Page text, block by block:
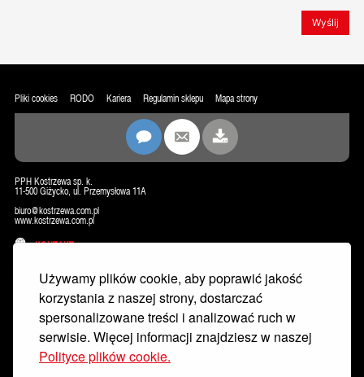
Używamy plików cookie, aby poprawić jakość
korzystania z naszej strony, dostarczać
spersonalizowane treści i analizować ruch w
serwisie. Więcej informacji znajdziesz w naszej
Polityce plików cookie.
Wyślij
Pliki cookies RODO Kariera Regulamin sklepu Mapa strony
PPH Kostrzewa sp. k.
11-500 Giżycko, ul. Przemysłowa 11A
biuro@kostrzewa.com.pl
www.kostrzewa.com.pl
KONTAKT